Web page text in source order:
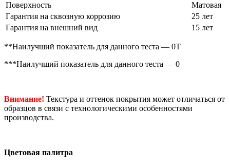
Поверхность
Матовая
Гарантия на сквозную коррозию
25 лет
Гарантия на внешний вид
15 лет
**Наилучший показатель для данного теста — 0Т
***Наилучший показатель для данного теста — 0
Внимание! Текстура и оттенок покрытия может отличаться от
образцов в связи с технологическими особенностями
производства.
Цветовая палитра